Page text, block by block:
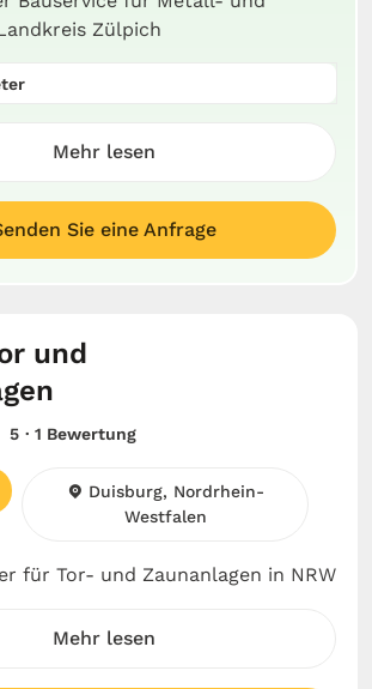
Zülpich
Mehr lesen
Sie eine Anfrage
und
5 · 1 Bewertung
für Tor- und Zaunanlagen in NRW
Duisburg, Nordrhein-
Westfalen
Mehr lesen